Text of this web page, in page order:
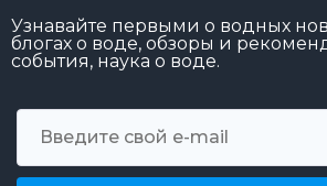
Узнавайте первыми о водных
блогах о воде, обзоры и
события, наука о воде.